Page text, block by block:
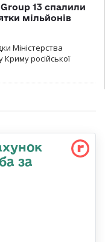
13 спалили
мільйонів
Міністерства
російської
за